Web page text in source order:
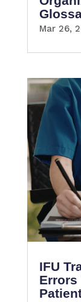
Mar 26,
IFU
Errors